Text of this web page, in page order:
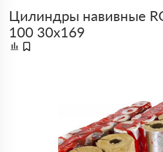
Цилиндры навивные
100 30х169